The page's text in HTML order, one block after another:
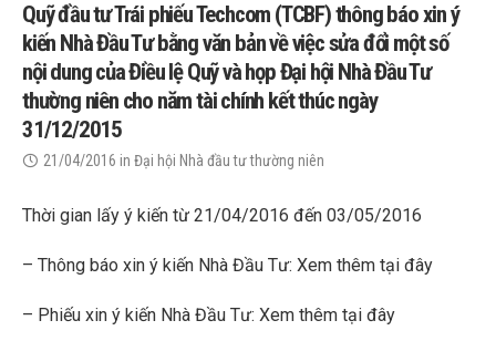
Quỹ đầu tư Trái phiếu Techcom (TCBF) thông báo xin ý
kiến Nhà Đầu Tư bằng văn bản về việc sửa đổi một số
nội dung của Điều lệ Quỹ và họp Đại hội Nhà Đầu Tư
thường niên cho năm tài chính kết thúc ngày
31/12/2015
21/04/2016 in Đại hội Nhà đầu tư thường niên
Thời gian lấy ý kiến từ 21/04/2016 đến 03/05/2016
– Thông báo xin ý kiến Nhà Đầu Tư: Xem thêm tại đây
– Phiếu xin ý kiến Nhà Đầu Tư: Xem thêm tại đây